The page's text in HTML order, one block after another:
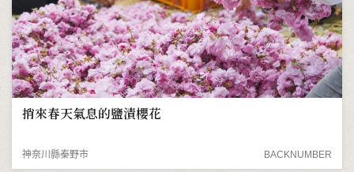
捎來春天氣息的鹽漬櫻花
神奈川縣秦野市 BACKNUMBER